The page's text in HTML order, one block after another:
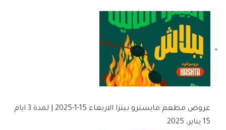
عروض مطعم مايسترو بيتزا الاربعاء 15-1-2025 | لمدة 3 ايام
15 يناير، 2025